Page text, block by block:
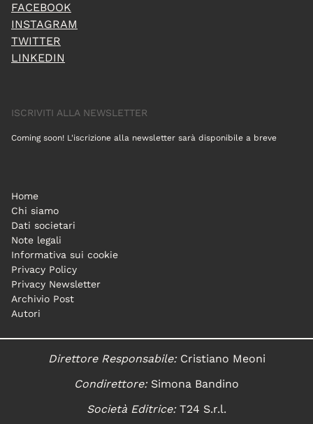
FACEBOOK
INSTAGRAM
TWITTER
LINKEDIN
ISCRIVITI ALLA NEWSLETTER
Coming soon! L'iscrizione alla newsletter sarà disponibile a breve
Home
Chi siamo
Dati societari
Note legali
Informativa sui cookie
Privacy Policy
Privacy Newsletter
Archivio Post
Autori
Direttore Responsabile:Cristiano Meoni
Condirettore:Simona Bandino
Società Editrice:T24 S.r.l.